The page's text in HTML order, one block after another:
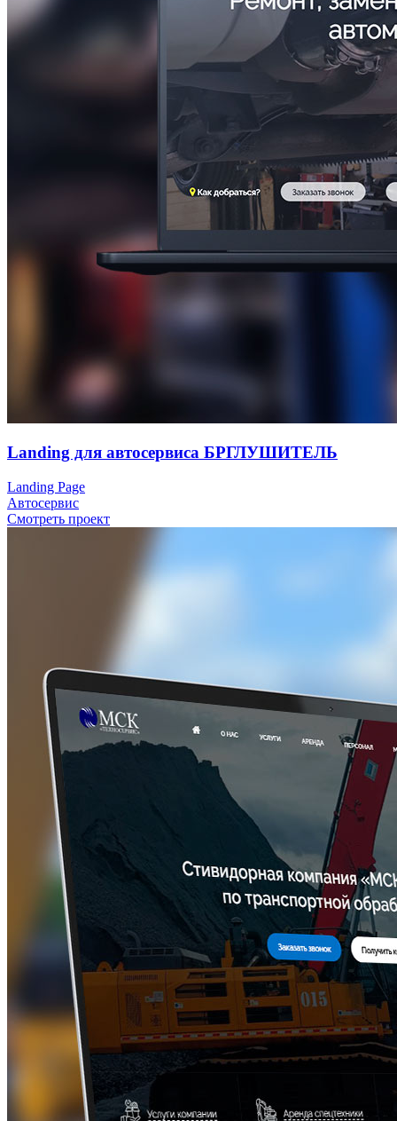
Landing для автосервиса БРГЛУШИТЕЛЬ
Landing Page
Автосервис
Смотреть проект